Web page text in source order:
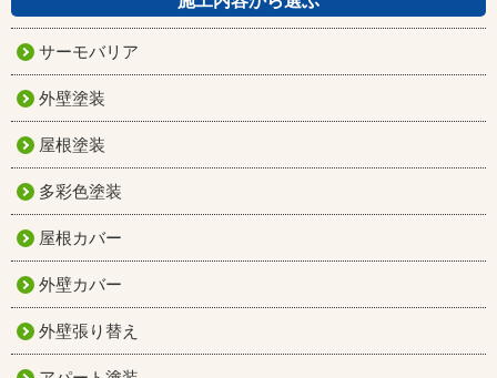
サーモバリア
外壁塗装
屋根塗装
多彩色塗装
屋根カバー
外壁カバー
外壁張り替え